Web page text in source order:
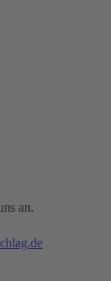
an.